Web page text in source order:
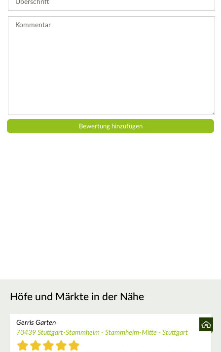
Höfe und Märkte in der Nähe
Gerris Garten
70439 Stuttgart-Stammheim - Stammheim-Mitte - Stuttgart